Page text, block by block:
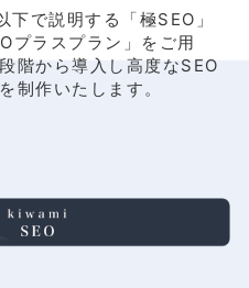
下で説明する「極SEO」
プラスプラン」をご用
階から導入し高度なSEO
制作いたします。